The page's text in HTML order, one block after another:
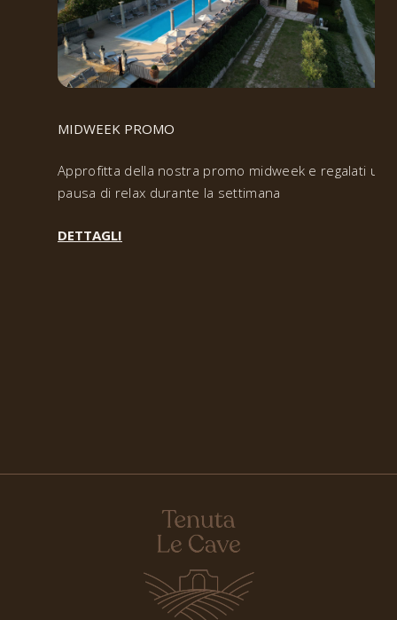
MIDWEEK PROMO
Approfitta della nostra promo midweek e regalati una
pausa di relax durante la settimana
DETTAGLI